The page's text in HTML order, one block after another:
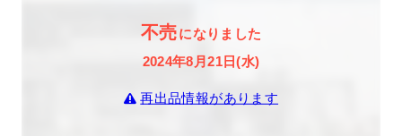
不売になりました
2024年8月21日(水)
再出品情報があります